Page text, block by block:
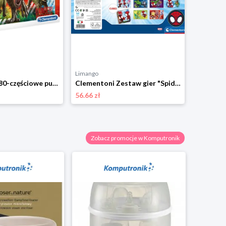
Clementoni 180-częściowe puzzle "Jurassic World" - 7+ rozmiar: onesize
Limango
Clementoni Zestaw gier "Spidey and his friends" - 3+ rozmiar: onesize
56.66 zł
Zobacz promocje w Komputronik